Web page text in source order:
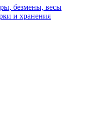
безмены, весы
и хранения